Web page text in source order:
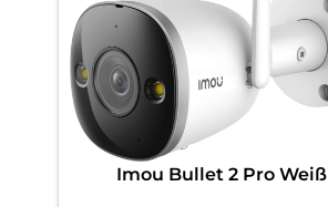
Imou Bullet 2 Pro Weiß